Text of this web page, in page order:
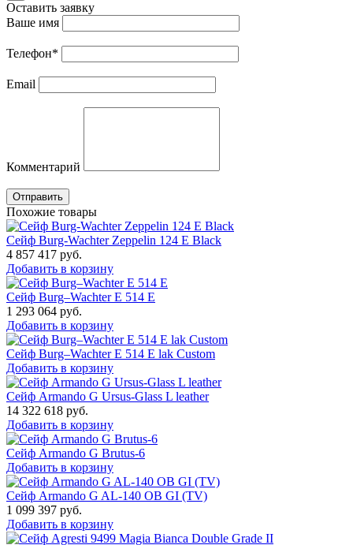
Оставить заявку
Ваше имя
Телефон*
Email
Комментарий
Отправить
Похожие товары
Сейф Burg-Wachter Zeppelin 124 E Black
4 857 417 руб.
Добавить в корзину
Сейф Burg–Wachter E 514 E
1 293 064 руб.
Добавить в корзину
Сейф Burg–Wachter E 514 E lak Custom
Добавить в корзину
Сейф Armando G Ursus-Glass L leather
14 322 618 руб.
Добавить в корзину
Сейф Armando G Brutus-6
Добавить в корзину
Сейф Armando G AL-140 OB GI (TV)
1 099 397 руб.
Добавить в корзину